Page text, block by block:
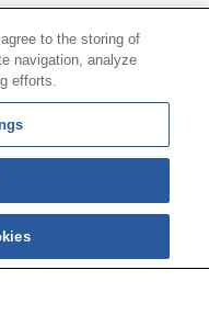
Privada Comisión de
Privada Proveedor
sitio | Aviso legal
to the storing of
navigation, analyze
efforts.